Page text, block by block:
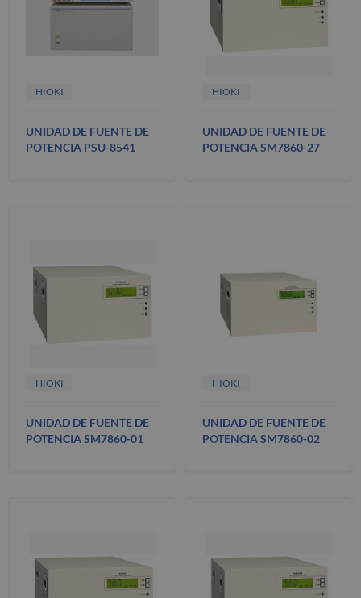
HIOKI
UNIDAD DE FUENTE DE
POTENCIA PSU-8541
HIOKI
UNIDAD DE FUENTE DE
POTENCIA SM7860-27
HIOKI
UNIDAD DE FUENTE DE
POTENCIA SM7860-01
HIOKI
UNIDAD DE FUENTE DE
POTENCIA SM7860-02